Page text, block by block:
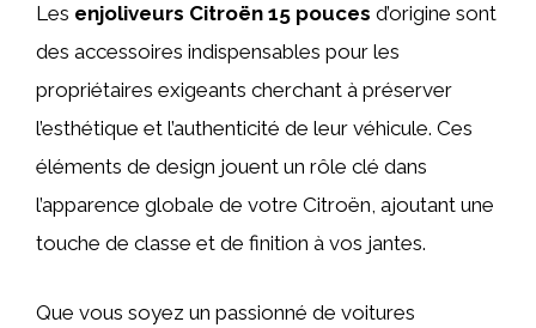
Les enjoliveurs Citroën 15 pouces d’origine sont
des accessoires indispensables pour les
propriétaires exigeants cherchant à préserver
l’esthétique et l’authenticité de leur véhicule. Ces
éléments de design jouent un rôle clé dans
l’apparence globale de votre Citroën, ajoutant une
touche de classe et de finition à vos jantes.
Que vous soyez un passionné de voitures